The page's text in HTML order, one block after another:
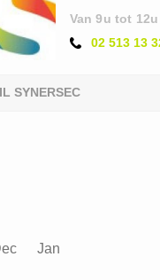
Jan
Van 9u tot 12u
02 513 13
SYNERSEC